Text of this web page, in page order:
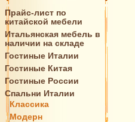
Прайс-лист по
китайской мебели
Итальянская мебель в
наличии на складе
Гостиные Италии
Гостиные Китая
Гостиные России
Спальни Италии
Классика
Модерн